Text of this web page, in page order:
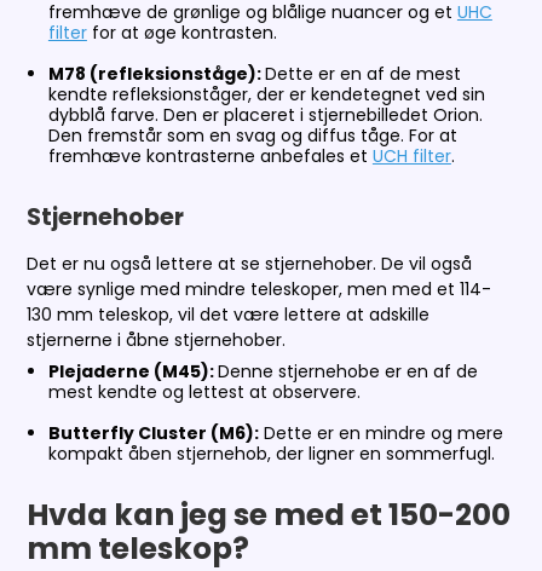
fremhæve de grønlige og blålige nuancer og et UHC
filterfor at øge kontrasten.
M78 (refleksionståge):Dette er en af de mest
kendte refleksionståger, der er kendetegnet ved sin
dybblå farve. Den er placeret i stjernebilledet Orion.
Den fremstår som en svag og diffus tåge. For at
fremhæve kontrasterne anbefales et UCH filter.
Stjernehober
Det er nu også lettere at se stjernehober. De vil også
være synlige med mindre teleskoper, men med et 114-
130 mm teleskop, vil det være lettere at adskille
stjernerne i åbne stjernehober.
Plejaderne (M45):Denne stjernehobe er en af de
mest kendte og lettest at observere.
Butterfly Cluster (M6):Dette er en mindre og mere
kompakt åben stjernehob, der ligner en sommerfugl.
Hvda kan jeg se med et 150-200
mm teleskop?